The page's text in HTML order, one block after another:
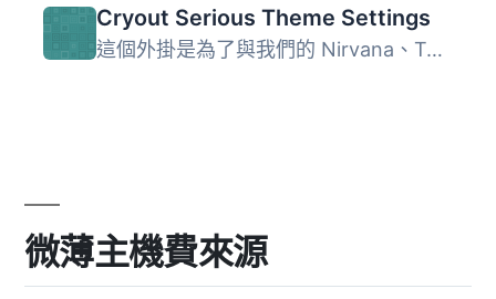
Cryout Serious Theme Settings
這個外掛是為了與我們的 Nirvana、Tempera、Parabola 和 Mant...
微薄主機費來源